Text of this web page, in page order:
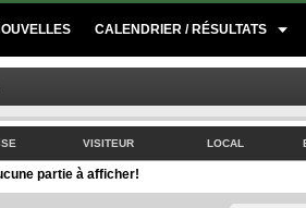
CALENDRIER / RÉSULTATS
VISITEUR LOCAL
partie à afficher!